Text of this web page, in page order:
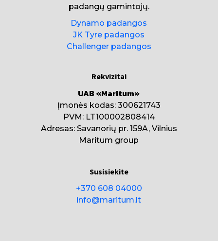
padangų gamintojų.
Dynamo padangos
JK Tyre padangos
Challenger padangos
Rekvizitai
UAB «Maritum»
Įmonės kodas: 300621743
PVM: LT100002808414
Adresas: Savanorių pr. 159A, Vilnius
Maritum group
Susisiekite
+370 608 04000
info@maritum.lt